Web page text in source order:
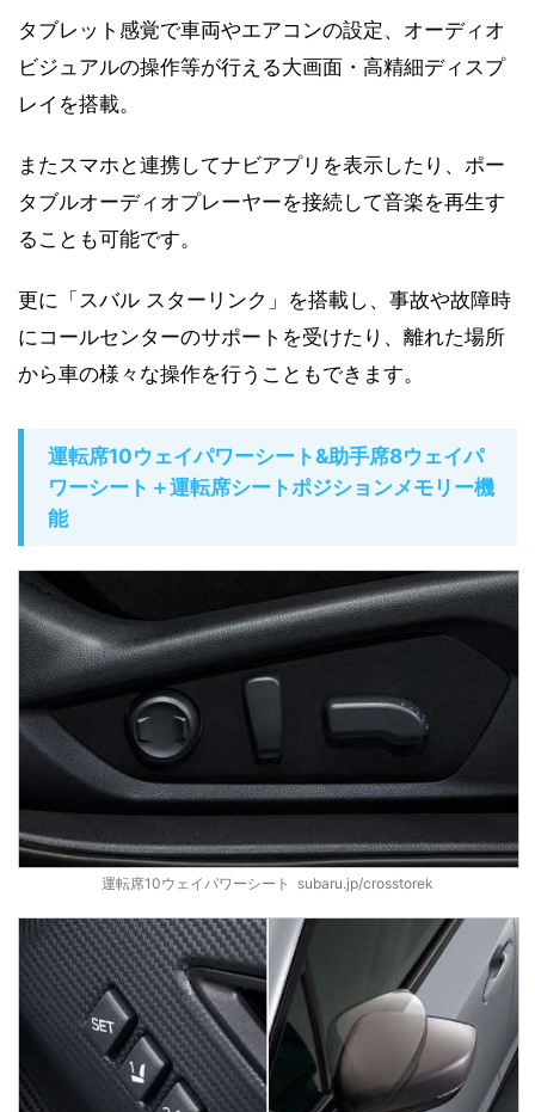
タブレット感覚で車両やエアコンの設定、オーディオ
ビジュアルの操作等が行える大画面・高精細ディスプ
レイを搭載。
またスマホと連携してナビアプリを表示したり、ポー
タブルオーディオプレーヤーを接続して音楽を再生す
ることも可能です。
更に「スバル スターリンク」を搭載し、事故や故障時
にコールセンターのサポートを受けたり、離れた場所
から車の様々な操作を行うこともできます。
運転席10ウェイパワーシート&助手席8ウェイパ
ワーシート＋運転席シートポジションメモリー機
能
運転席10ウェイパワーシート subaru.jp/crosstorek